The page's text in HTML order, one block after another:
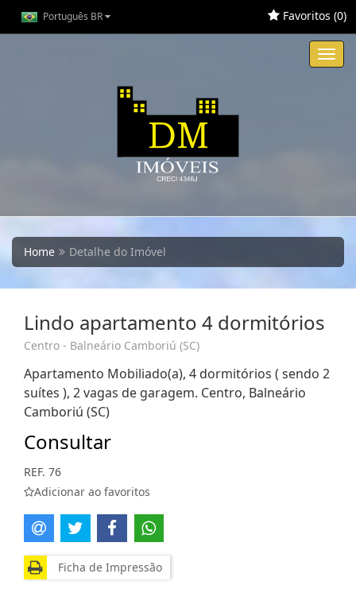
Português BR Favoritos (0)
Home Detalhe do Imóvel
Lindo apartamento 4 dormitórios
Centro - Balneário Camboriú (SC)
Apartamento Mobiliado(a), 4 dormitórios ( sendo 2
suítes ), 2 vagas de garagem. Centro, Balneário
Camboriú (SC)
Consultar
REF. 76
Adicionar ao favoritos
Ficha de Impressão